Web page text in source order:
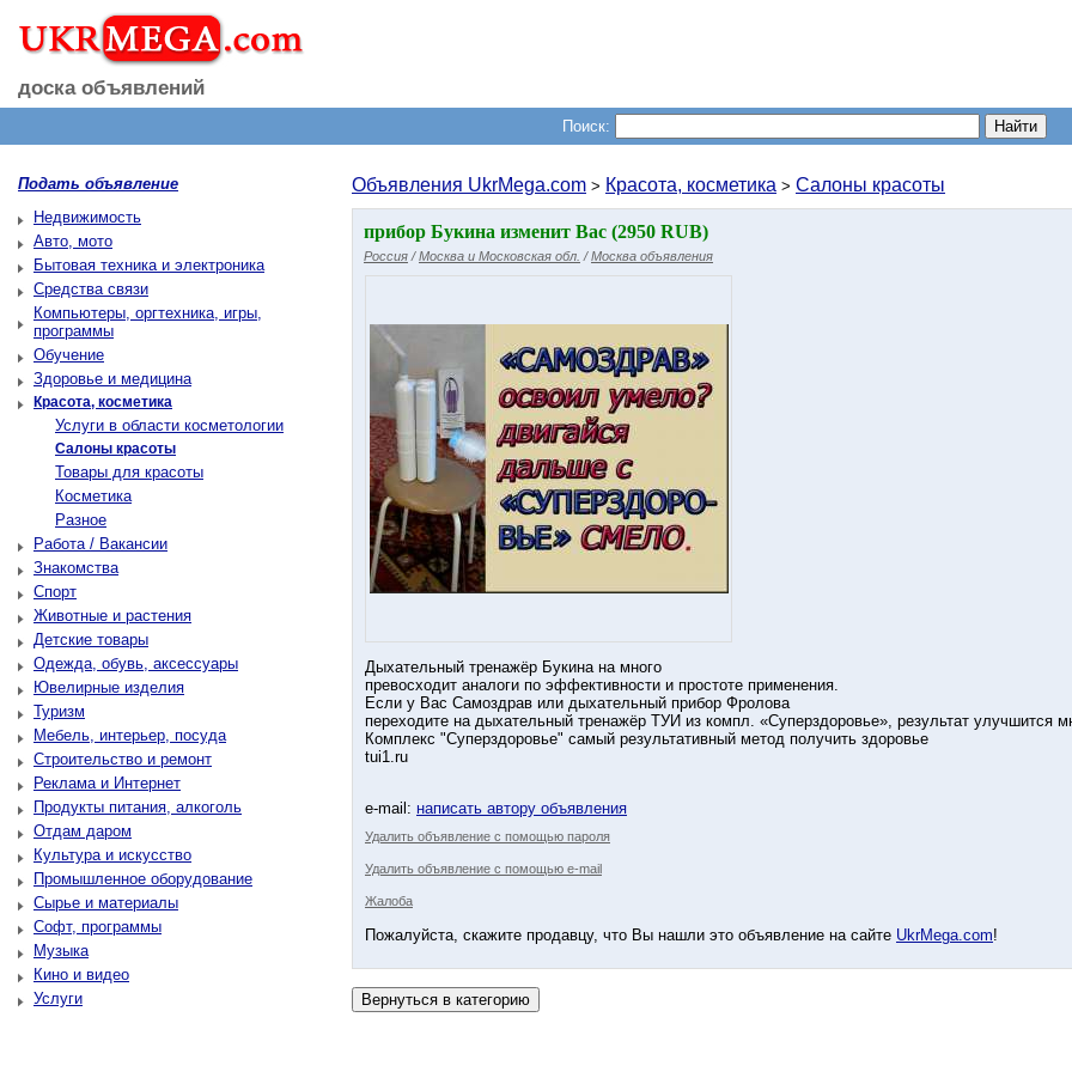
доска объявлений
Поиск:
Подать объявление
Недвижимость
Авто, мото
Бытовая техника и электроника
Средства связи
Компьютеры, оргтехника, игры,
программы
Обучение
Здоровье и медицина
Красота, косметика
Услуги в области косметологии
Салоны красоты
Товары для красоты
Косметика
Разное
Работа / Вакансии
Знакомства
Спорт
Животные и растения
Детские товары
Одежда, обувь, аксессуары
Ювелирные изделия
Туризм
Мебель, интерьер, посуда
Строительство и ремонт
Реклама и Интернет
Продукты питания, алкоголь
Отдам даром
Культура и искусство
Промышленное оборудование
Сырье и материалы
Софт, программы
Музыка
Кино и видео
Услуги
Объявления UkrMega.com > Красота, косметика > Салоны красоты
прибор Букина изменит Вас (2950 RUB)
Россия /Москва и Московская обл. /Москва объявления
Дыхательный тренажёр Букина на много
превосходит аналоги по эффективности и простоте применения.
Если у Вас Самоздрав или дыхательный прибор Фролова
переходите на дыхательный тренажёр ТУИ из компл. «Суперздоровье», результат улучшится
Комплекс "Суперздоровье" самый результативный метод получить здоровье
tui1.ru
e-mail: написать автору объявления
Удалить объявление с помощью пароля
Удалить объявление с помощью e-mail
Жалоба
Пожалуйста, скажите продавцу, что Вы нашли это объявление на сайте UkrMega.com!